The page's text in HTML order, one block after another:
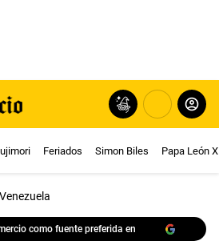
Feriados Simon Biles Papa León
Venezuela
como fuente preferida en